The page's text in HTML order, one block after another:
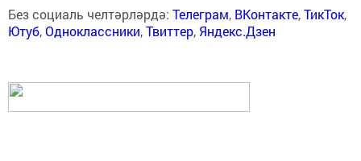
Без социаль челтәрләрдә: Телеграм, ВКонтакте,ТикТок,
Ютуб,Одноклассники,Твиттер, Яндекс.Дзен